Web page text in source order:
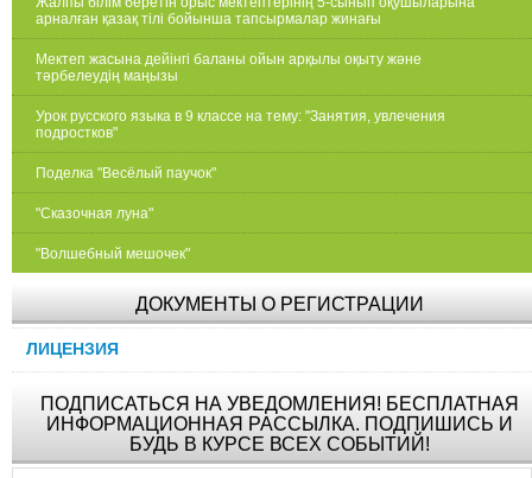
арналған қазақ тілі бойынша тапсырмалар жинағы
Мектеп жасына дейінгі баланы ойын арқылы оқыту және
тәрбелеудің маңызы
Урок русского языка в 9 классе на тему: "Занятия, увлечения
подростков"
Поделка "Весёлый паучок"
"Сказочная луна"
"Волшебный мешочек"
ДОКУМЕНТЫ О РЕГИСТРАЦИИ
ЛИЦЕНЗИЯ
ПОДПИСАТЬСЯ НА УВЕДОМЛЕНИЯ! БЕСПЛАТНАЯ
ИНФОРМАЦИОННАЯ РАССЫЛКА. ПОДПИШИСЬ И
БУДЬ В КУРСЕ ВСЕХ СОБЫТИЙ!